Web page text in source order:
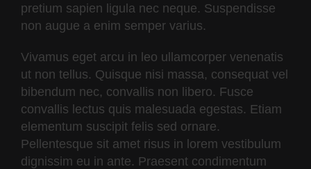
pretium sapien ligula nec neque. Suspendisse
non augue a enim semper varius.
Vivamus eget arcu in leo ullamcorper venenatis
ut non tellus. Quisque nisi massa, consequat vel
bibendum nec, convallis non libero. Fusce
convallis lectus quis malesuada egestas. Etiam
elementum suscipit felis sed ornare.
Pellentesque sit amet risus in lorem vestibulum
dignissim eu in ante. Praesent condimentum